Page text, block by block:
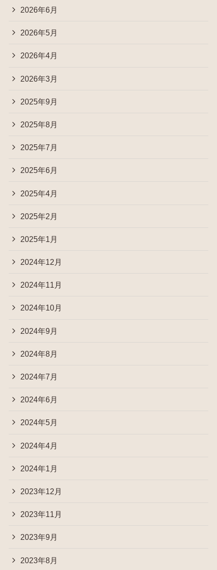
2026年6月
2026年5月
2026年4月
2026年3月
2025年9月
2025年8月
2025年7月
2025年6月
2025年4月
2025年2月
2025年1月
2024年12月
2024年11月
2024年10月
2024年9月
2024年8月
2024年7月
2024年6月
2024年5月
2024年4月
2024年1月
2023年12月
2023年11月
2023年9月
2023年8月